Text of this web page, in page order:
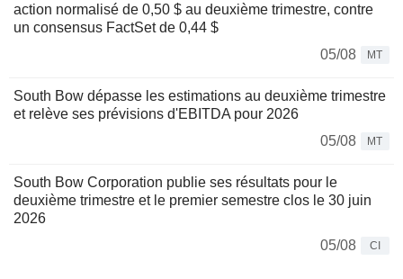
action normalisé de 0,50 $ au deuxième trimestre, contre
un consensus FactSet de 0,44 $
05/08
MT
South Bow dépasse les estimations au deuxième trimestre
et relève ses prévisions d'EBITDA pour 2026
05/08
MT
South Bow Corporation publie ses résultats pour le
deuxième trimestre et le premier semestre clos le 30 juin
2026
05/08
CI